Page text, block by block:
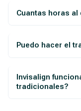
Cuantas horas
Puedo hacer el
Invisalign
tradicionales?